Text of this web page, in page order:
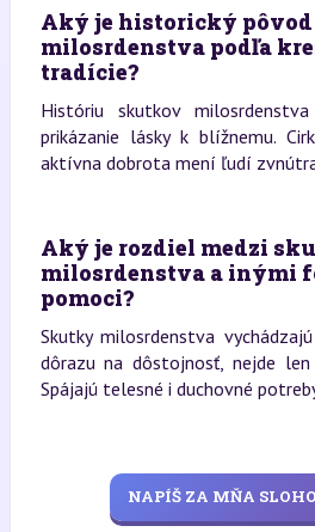
Aký je historický
milosrdenstva podľa
tradície?
Históriu skutkov
prikázanie lásky k blížnemu.
aktívna dobrota mení ľudí
Aký je rozdiel medzi
milosrdenstva a inými
pomoci?
Skutky milosrdenstva
dôrazu na dôstojnosť, nejde
Spájajú telesné i duchovné
NAPÍŠ ZA MŇA